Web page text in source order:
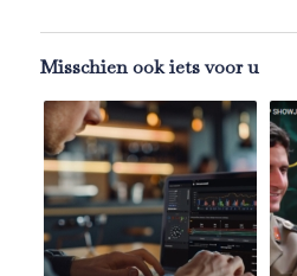
Misschien ook iets voor u